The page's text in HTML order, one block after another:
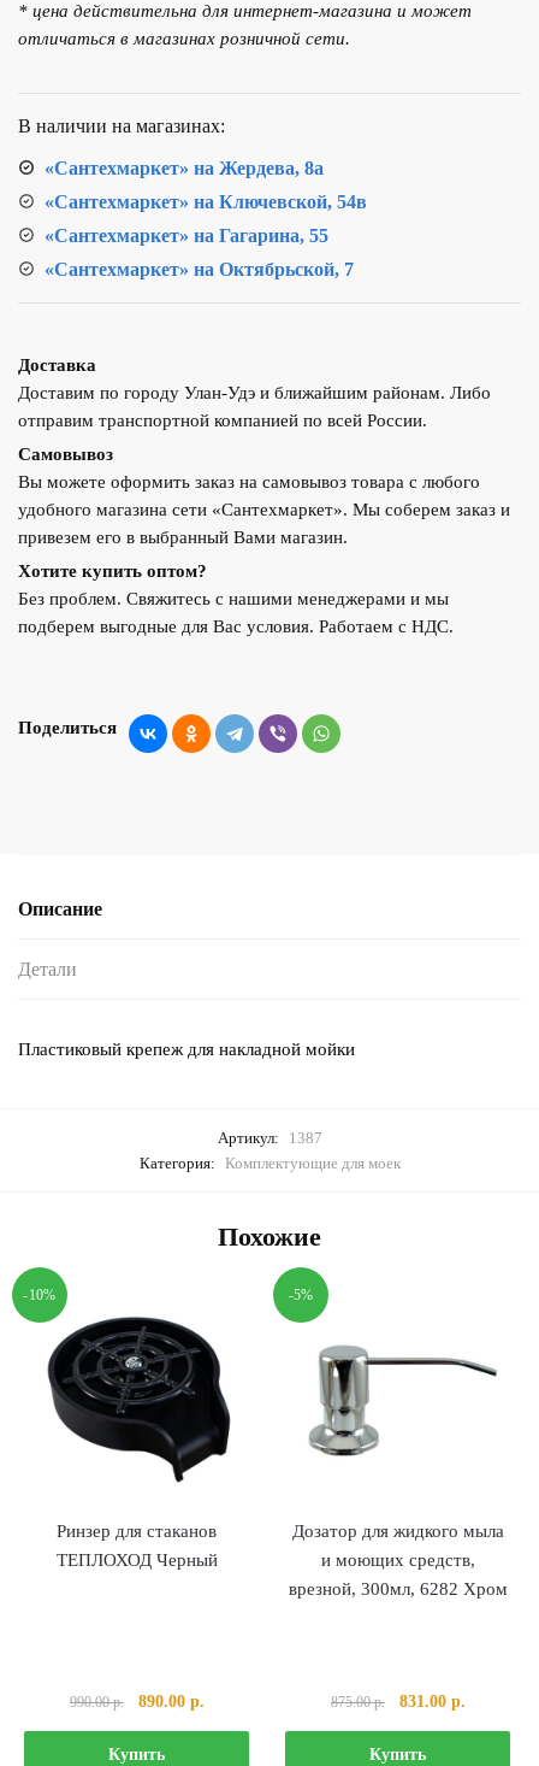
накладной
мойки
* цена действительна для интернет-магазина и может
отличаться в магазинах розничной сети.
В наличии на магазинах:
«Сантехмаркет» на Жердева, 8а
«Сантехмаркет» на Ключевской, 54в
«Сантехмаркет» на Гагарина, 55
«Сантехмаркет» на Октябрьской, 7
Доставка
Доставим по городу Улан-Удэ и ближайшим районам. Либо
отправим транспортной компанией по всей России.
Самовывоз
Вы можете оформить заказ на самовывоз товара с любого
удобного магазина сети «Сантехмаркет». Мы соберем заказ и
привезем его в выбранный Вами магазин.
Хотите купить оптом?
Без проблем. Свяжитесь с нашими менеджерами и мы
подберем выгодные для Вас условия. Работаем с НДС.
Поделиться
Описание
Детали
Пластиковый крепеж для накладной мойки
Артикул:
1387
Категория: Комплектующие для моек
Похожие
-10%
Ринзер для стаканов
ТЕПЛОХОД Черный
990.00р.
Первоначальная
цена
составляла
890.00 р.Текущая
цена:
Купить
-5%
Дозатор для жидкого мыла
и моющих средств,
врезной, 300мл, 6282 Хром
875.00р.
Первоначальная
цена
составляла
831.00 р.Текущая
цена:
Купить